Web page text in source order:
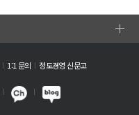
1:1 문의 정도경영 신문고